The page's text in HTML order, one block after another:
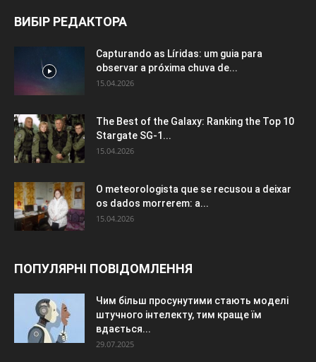
ВИБІР РЕДАКТОРА
Capturando as Líridas: um guia para
observar a próxima chuva de...
15.04.2026
The Best of the Galaxy: Ranking the Top 10
Stargate SG-1...
15.04.2026
O meteorologista que se recusou a deixar
os dados morrerem: a...
15.04.2026
ПОПУЛЯРНІ ПОВІДОМЛЕННЯ
Чим більш просунутими стають моделі
штучного інтелекту, тим краще їм
вдається...
29.07.2025